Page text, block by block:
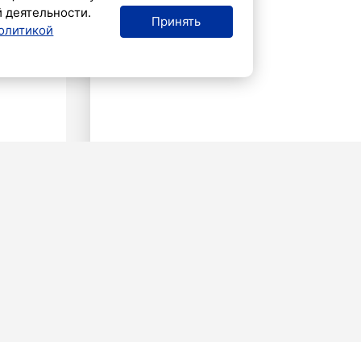
Принять